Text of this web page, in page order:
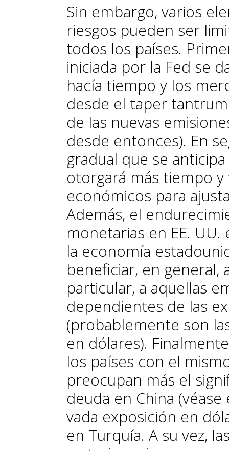
Sin embargo, varios
riesgos pueden ser
todos los países.
iniciada por la Fed se
hacía tiempo y los
desde el taper tantrum
de las nuevas
desde entonces). En
gradual que se
otorgará más tiempo
económicos para
Además, el
monetarias en EE.
la economía
beneficiar, en general,
particular, a aquellas
dependientes de las
(probablemente son
en dólares).
los países con el
preocupan más el
deuda en China
vada exposición en
en Turquía. A su vez,